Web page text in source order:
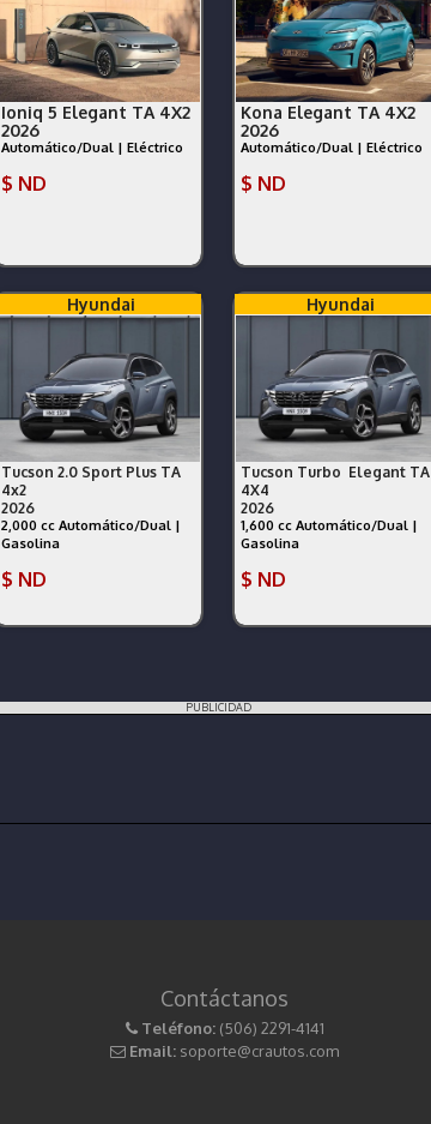
Ioniq 5 Elegant TA 4X2
2026
Automático/Dual | Eléctrico
$ ND
Kona Elegant TA 4X2
2026
Automático/Dual | Eléctrico
$ ND
Hyundai
Tucson 2.0 Sport Plus TA
4x2
2026
2,000 cc Automático/Dual |
Gasolina
$ ND
Hyundai
Tucson Turbo Elegant TA
4X4
2026
1,600 cc Automático/Dual |
Gasolina
$ ND
PUBLICIDAD
Contáctanos
Teléfono: (506) 2291-4141
Email: soporte@crautos.com